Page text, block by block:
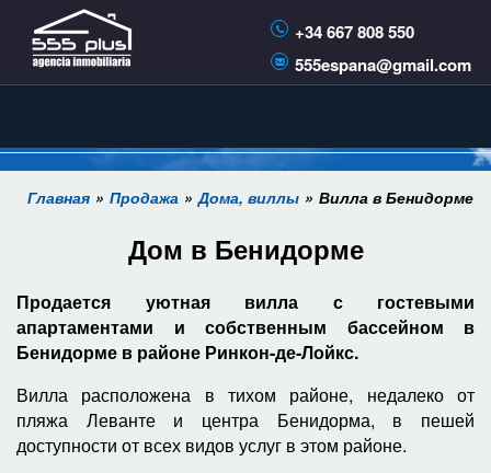
+34 667 808 550
555espana@gmail.com
Главная Продажа Дома, виллы Вилла в Бенидорме
Дом в Бенидорме
Продается уютная вилла с гостевыми
апартаментами и собственным бассейном в
Бенидорме в районе Ринкон-де-Лойкс.
Вилла расположена в тихом районе, недалеко от
пляжа Леванте и центра Бенидорма, в пешей
доступности от всех видов услуг в этом районе.